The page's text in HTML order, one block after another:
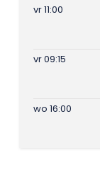
vr 11:00
vr 09:15
wo 16:00